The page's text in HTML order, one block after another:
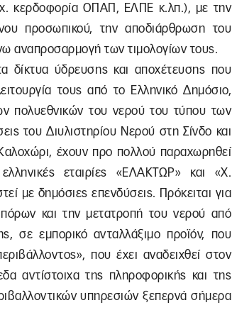
κερδοφορία ΟΠΑΠ, ΕΛΠΕ κ.λπ.), με την
προσωπικού, την αποδιάρθρωση του
αναπροσαρμογή των τιμολογίων τους.
δίκτυα ύδρευσης και αποχέτευσης που
τους από το Ελληνικό Δημόσιο,
πολυεθνικών του νερού του τύπου των
του Διυλιστηρίου Νερού στη Σίνδο και
έχουν προ πολλού παραχωρηθεί
εταιρίες «ΕΛΑΚΤΩΡ» και «Χ.
με δημόσιες επενδύσεις. Πρόκειται για
πόρων και την μετατροπή του νερού από
σε εμπορικό ανταλλάξιμο προϊόν, που
που έχει αναδειχθεί στον
αντίστοιχα της πληροφορικής και της
υπηρεσιών ξεπερνά σήμερα